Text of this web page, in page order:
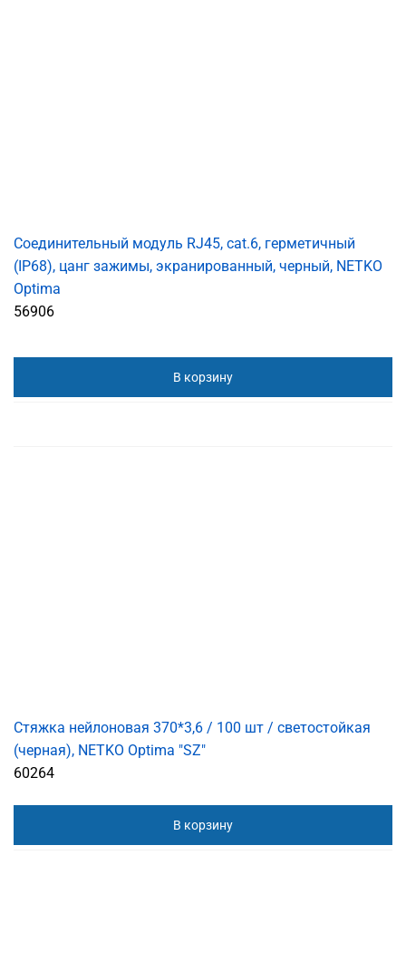
Соединительный модуль RJ45, cat.6, герметичный
(IP68), цанг зажимы, экранированный, черный, NETKO
Optima
56906
В корзину
Стяжка нейлоновая 370*3,6 / 100 шт / светостойкая
(черная), NETKO Optima "SZ"
60264
В корзину